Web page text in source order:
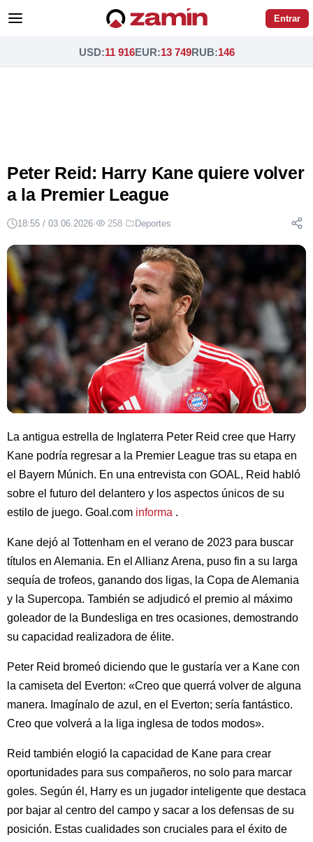
Entrar
USD:11 916EUR:13 749RUB:146
Peter Reid: Harry Kane quiere volver
a la Premier League
18:55 / 03.06.2026· 258· Deportes
La antigua estrella de Inglaterra Peter Reid cree que Harry
Kane podría regresar a la Premier League tras su etapa en
el Bayern Múnich. En una entrevista con GOAL, Reid habló
sobre el futuro del delantero y los aspectos únicos de su
estilo de juego. Goal.com informa .
Kane dejó al Tottenham en el verano de 2023 para buscar
títulos en Alemania. En el Allianz Arena, puso fin a su larga
sequía de trofeos, ganando dos ligas, la Copa de Alemania
y la Supercopa. También se adjudicó el premio al máximo
goleador de la Bundesliga en tres ocasiones, demostrando
su capacidad realizadora de élite.
Peter Reid bromeó diciendo que le gustaría ver a Kane con
la camiseta del Everton: «Creo que querrá volver de alguna
manera. Imagínalo de azul, en el Everton; sería fantástico.
Creo que volverá a la liga inglesa de todos modos».
Reid también elogió la capacidad de Kane para crear
oportunidades para sus compañeros, no solo para marcar
goles. Según él, Harry es un jugador inteligente que destaca
por bajar al centro del campo y sacar a los defensas de su
posición. Estas cualidades son cruciales para el éxito de